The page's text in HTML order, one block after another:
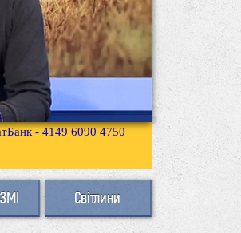
- 4149 6090 4750
Світлини